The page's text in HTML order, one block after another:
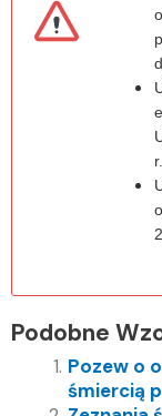
Podobne
Pozew o
śmiercią